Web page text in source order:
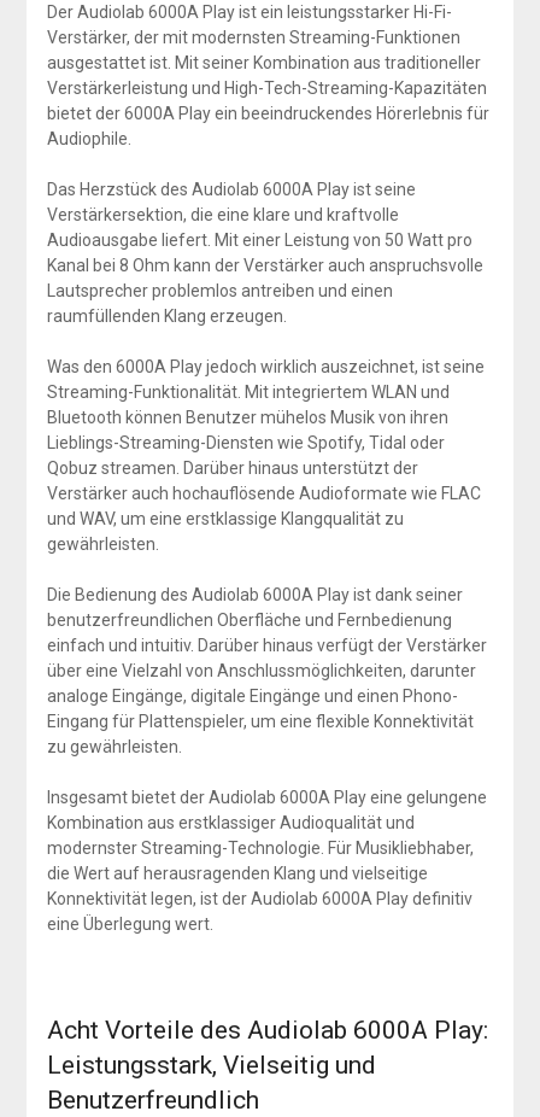
Der Audiolab 6000A Play ist ein leistungsstarker Hi-Fi-
Verstärker, der mit modernsten Streaming-Funktionen
ausgestattet ist. Mit seiner Kombination aus traditioneller
Verstärkerleistung und High-Tech-Streaming-Kapazitäten
bietet der 6000A Play ein beeindruckendes Hörerlebnis für
Audiophile.
Das Herzstück des Audiolab 6000A Play ist seine
Verstärkersektion, die eine klare und kraftvolle
Audioausgabe liefert. Mit einer Leistung von 50 Watt pro
Kanal bei 8 Ohm kann der Verstärker auch anspruchsvolle
Lautsprecher problemlos antreiben und einen
raumfüllenden Klang erzeugen.
Was den 6000A Play jedoch wirklich auszeichnet, ist seine
Streaming-Funktionalität. Mit integriertem WLAN und
Bluetooth können Benutzer mühelos Musik von ihren
Lieblings-Streaming-Diensten wie Spotify, Tidal oder
Qobuz streamen. Darüber hinaus unterstützt der
Verstärker auch hochauflösende Audioformate wie FLAC
und WAV, um eine erstklassige Klangqualität zu
gewährleisten.
Die Bedienung des Audiolab 6000A Play ist dank seiner
benutzerfreundlichen Oberfläche und Fernbedienung
einfach und intuitiv. Darüber hinaus verfügt der Verstärker
über eine Vielzahl von Anschlussmöglichkeiten, darunter
analoge Eingänge, digitale Eingänge und einen Phono-
Eingang für Plattenspieler, um eine flexible Konnektivität
zu gewährleisten.
Insgesamt bietet der Audiolab 6000A Play eine gelungene
Kombination aus erstklassiger Audioqualität und
modernster Streaming-Technologie. Für Musikliebhaber,
die Wert auf herausragenden Klang und vielseitige
Konnektivität legen, ist der Audiolab 6000A Play definitiv
eine Überlegung wert.
Acht Vorteile des Audiolab 6000A Play:
Leistungsstark, Vielseitig und
Benutzerfreundlich